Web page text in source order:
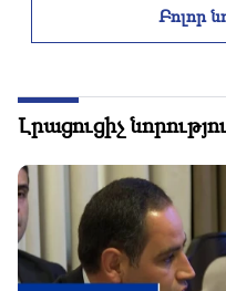
ժամանակավոր
պարտավորություններ.
07:58
վտանգները. «Փաստ»
02:03
«Հավատում եմ՝
Բոլոր
Լրացուցիչ